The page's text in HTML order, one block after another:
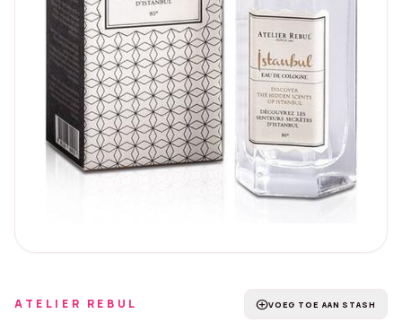
ATELIER REBUL add_circleVOEG TOE AAN STASH